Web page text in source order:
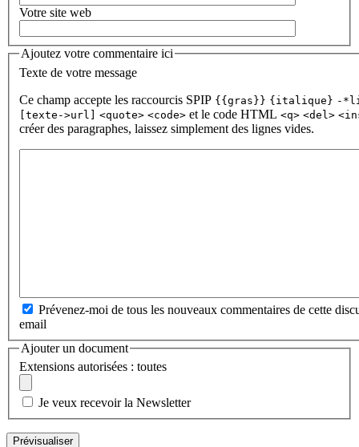
Votre site web
Ajoutez votre commentaire ici
Texte de votre message
Ce champ accepte les raccourcis SPIP {{gras}} {italique} -
[texte->url] <quote> <code> et le code HTML <q> <del>
créer des paragraphes, laissez simplement des lignes vides.
Prévenez-moi de tous les nouveaux commentaires de cette
email
Ajouter un document
Extensions autorisées : toutes
Je veux recevoir la Newsletter